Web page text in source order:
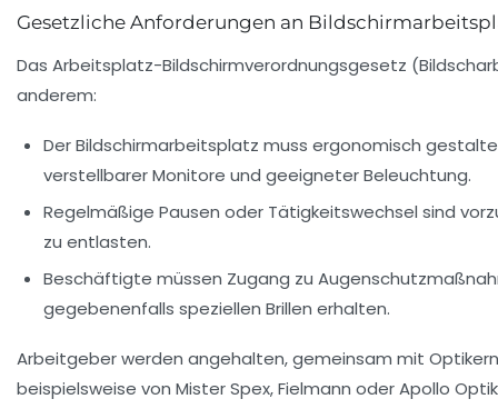
Gesetzliche Anforderungen an
Das Arbeitsplatz-Bildschirmverordnungsgesetz
anderem:
Der Bildschirmarbeitsplatz muss ergonomisch
verstellbarer Monitore und geeigneter Beleuchtung.
Regelmäßige Pausen oder Tätigkeitswechsel sind
zu entlasten.
Beschäftigte müssen Zugang zu
gegebenenfalls speziellen Brillen erhalten.
Arbeitgeber werden angehalten, gemeinsam mit
beispielsweise von Mister Spex, Fielmann oder Apollo